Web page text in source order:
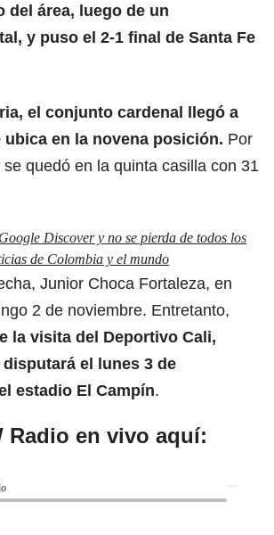
del área, luego de un
y puso el 2-1 final de Santa Fe
el conjunto cardenal llegó a
ubica en la novena posición. Por
quedó en la quinta casilla con 31
Discover y no se pierda de todos los
de Colombia y el mundo
Junior Choca Fortaleza, en
2 de noviembre. Entretanto,
la visita del Deportivo Cali,
el lunes 3 de
estadio El Campín.
Radio en vivo aquí: